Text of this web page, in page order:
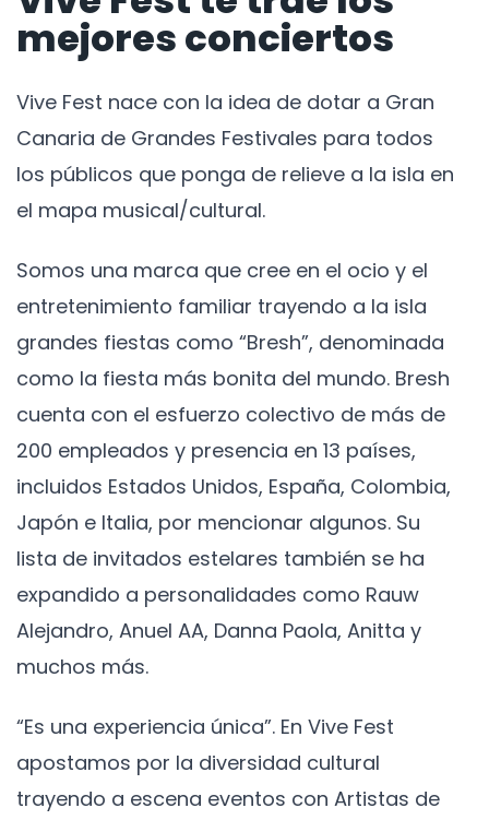
mejores conciertos
Vive Fest nace con la idea de dotar a Gran
Canaria de Grandes Festivales para todos
los públicos que ponga de relieve a la isla en
el mapa musical/cultural.
Somos una marca que cree en el ocio y el
entretenimiento familiar trayendo a la isla
grandes fiestas como “Bresh”, denominada
como la fiesta más bonita del mundo. Bresh
cuenta con el esfuerzo colectivo de más de
200 empleados y presencia en 13 países,
incluidos Estados Unidos, España, Colombia,
Japón e Italia, por mencionar algunos. Su
lista de invitados estelares también se ha
expandido a personalidades como Rauw
Alejandro, Anuel AA, Danna Paola, Anitta y
muchos más.
“Es una experiencia única”. En Vive Fest
apostamos por la diversidad cultural
trayendo a escena eventos con Artistas de